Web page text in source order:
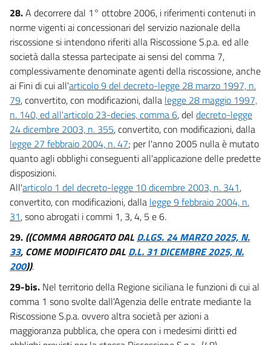
28.A decorrere dal 1° ottobre 2006, i riferimenti contenuti in
norme vigenti ai concessionari del servizio nazionale della
riscossione si intendono riferiti alla Riscossione S.p.a. ed alle
società dalla stessa partecipate ai sensi del comma 7,
complessivamente denominate agenti della riscossione, anche
ai Fini di cui all'articolo 9 del decreto-legge 28 marzo 1997, n.
79, convertito, con modificazioni, dalla legge 28 maggio 1997,
n. 140, ed all'articolo 23-decies, comma 6, del decreto-legge
24 dicembre 2003, n. 355, convertito, con modificazioni, dalla
legge 27 febbraio 2004, n. 47; per l'anno 2005 nulla è mutato
quanto agli obblighi conseguenti all'applicazione delle predette
disposizioni.
All'articolo 1 del decreto-legge 10 dicembre 2003, n. 341,
convertito, con modificazioni, dalla legge 9 febbraio 2004, n.
31, sono abrogati i commi 1, 3, 4, 5 e 6.
29. ((COMMA ABROGATO DAL D.LGS. 24 MARZO 2025, N.
33, COME MODIFICATO DAL D.L. 31 DICEMBRE 2025, N.
200)).
29-bis. Nel territorio della Regione siciliana le funzioni di cui al
comma 1 sono svolte dall'Agenzia delle entrate mediante la
Riscossione S.p.a. ovvero altra società per azioni a
maggioranza pubblica, che opera con i medesimi diritti ed